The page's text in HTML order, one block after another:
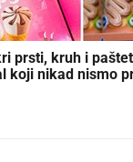
prsti, kruh i
koji nikad nismo